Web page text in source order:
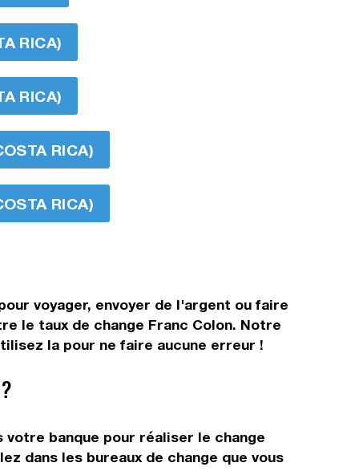
RICA)
RICA)
RICA)
RICA)
voyager, envoyer de l'argent ou faire
le taux de change Franc Colon. Notre
la pour ne faire aucune erreur !
votre banque pour réaliser le change
dans les bureaux de change que vous